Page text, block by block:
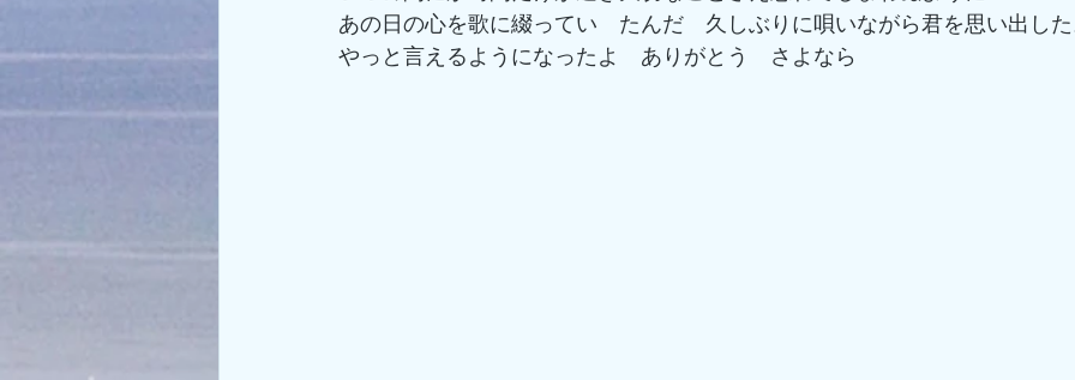
あの日の心を歌に綴ってい　たんだ　久しぶりに唄いながら君を思い出し
やっと言えるようになったよ　ありがとう　さよなら